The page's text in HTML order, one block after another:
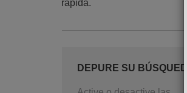
rápida.
DEPURE SU